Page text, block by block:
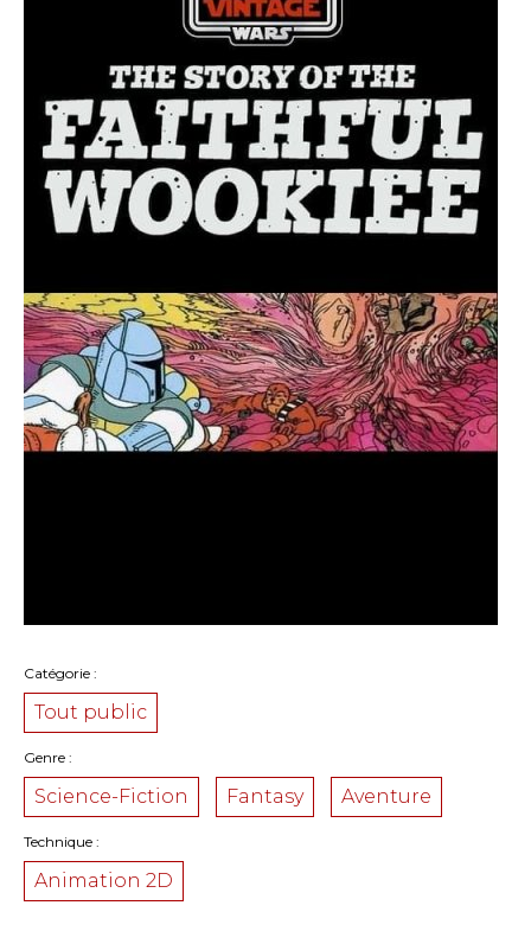
Catégorie
Tout public
Genre
Science-Fiction Fantasy Aventure
Technique
Animation 2D